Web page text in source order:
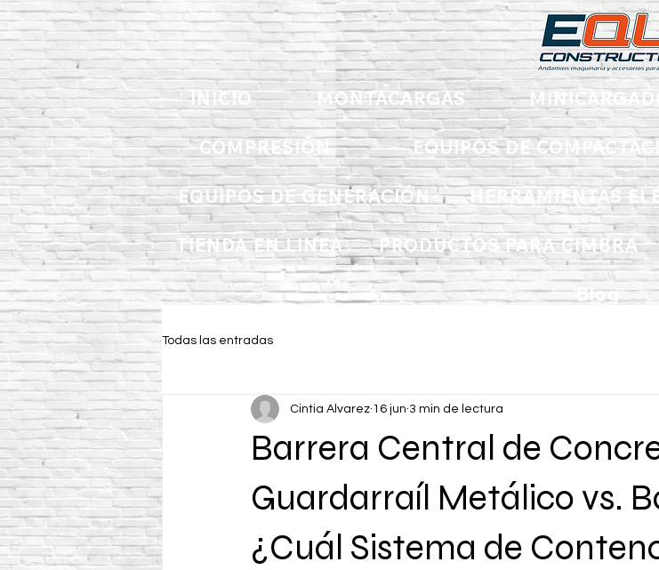
INICIO MONTACARGAS
COMPRESIÓN EQUIPOS DE
EQUIPOS DE GENERACIÓN HERRAMIENTAS
TIENDA EN LINEA PRODUCTOS PARA CIMBRA
Blog
Todas las entradas
Barrera Central de
Guardarraíl Metálico vs.
¿Cuál Sistema de
Cintia Alvarez 16 jun 3 min de lectura